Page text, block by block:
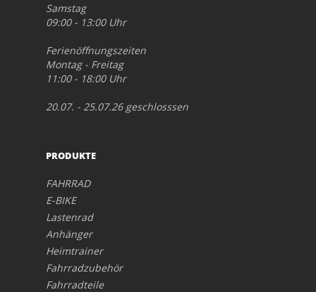
Samstag
09:00 - 13:00 Uhr
Ferienöffnungszeiten
Montag - Freitag
11:00 - 18:00 Uhr
20.07. - 25.07.26 geschlosssen
PRODUKTE
FAHRRAD
E-BIKE
Lastenrad
Anhänger
Heimtrainer
Fahrradzubehör
Fahrradteile